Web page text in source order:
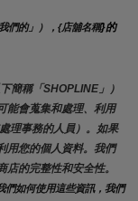
們的」），{店舖名稱}的
簡稱「SHOPLINE」）
能會蒐集和處理、利用
理事務的人員）。如果
用您的個人資料。我們
的完整性和安全性。
們如何使用這些資訊，我們